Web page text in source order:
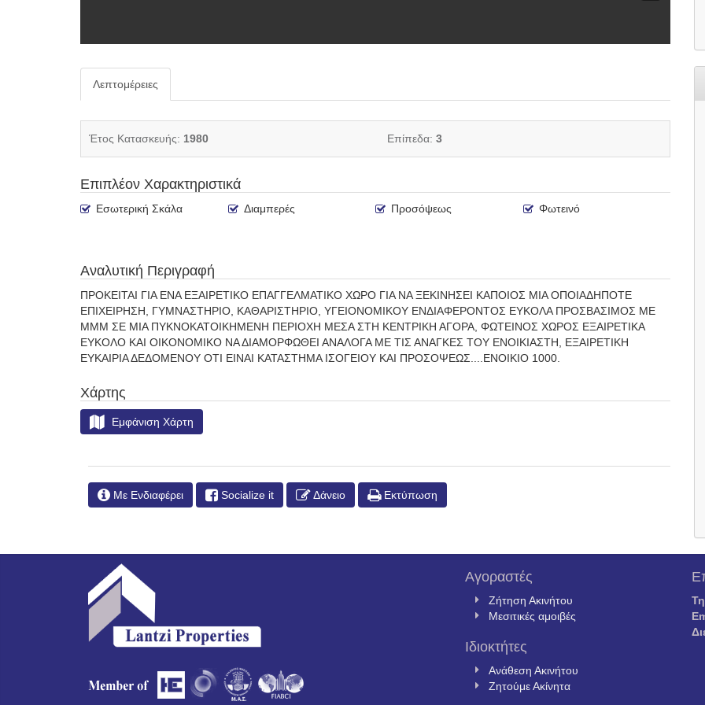
Λεπτομέρειες
Έτος Κατασκευής: 1980 Επίπεδα: 3
Επιπλέον Χαρακτηριστικά
Εσωτερική Σκάλα Διαμπερές Προσόψεως Φωτεινό
Αναλυτική Περιγραφή
ΠΡΟΚΕΙΤΑΙ ΓΙΑ ΕΝΑ ΕΞΑΙΡΕΤΙΚΟ ΕΠΑΓΓΕΛΜΑΤΙΚΟ ΧΩΡΟ ΓΙΑ ΝΑ ΞΕΚΙΝΗΣΕΙ ΚΑΠΟΙΟΣ ΜΙΑ ΟΠΟΙΑΔΗΠΟΤΕ
ΕΠΙΧΕΙΡΗΣΗ, ΓΥΜΝΑΣΤΗΡΙΟ, ΚΑΘΑΡΙΣΤΗΡΙΟ, ΥΓΕΙΟΝΟΜΙΚΟΥ ΕΝΔΙΑΦΕΡΟΝΤΟΣ ΕΥΚΟΛΑ ΠΡΟΣΒΑΣΙΜΟΣ ΜΕ
ΜΜΜ ΣΕ ΜΙΑ ΠΥΚΝΟΚΑΤΟΙΚΗΜΕΝΗ ΠΕΡΙΟΧΗ ΜΕΣΑ ΣΤΗ ΚΕΝΤΡΙΚΗ ΑΓΟΡΑ, ΦΩΤΕΙΝΟΣ ΧΩΡΟΣ ΕΞΑΙΡΕΤΙΚΑ
ΕΥΚΟΛΟ ΚΑΙ ΟΙΚΟΝΟΜΙΚΟ ΝΑ ΔΙΑΜΟΡΦΩΘΕΙ ΑΝΑΛΟΓΑ ΜΕ ΤΙΣ ΑΝΑΓΚΕΣ ΤΟΥ ΕΝΟΙΚΙΑΣΤΗ, ΕΞΑΙΡΕΤΙΚΗ
ΕΥΚΑΙΡΙΑ ΔΕΔΟΜΕΝΟΥ ΟΤΙ ΕΙΝΑΙ ΚΑΤΑΣΤΗΜΑ ΙΣΟΓΕΙΟΥ ΚΑΙ ΠΡΟΣΟΨΕΩΣ....ΕΝΟΙΚΙΟ 1000.
Χάρτης
Εμφάνιση Χάρτη
Με Ενδιαφέρει Socialize it Δάνειο Εκτύπωση
Αγοραστές
Ζήτηση Ακινήτου
Μεσιτικές αμοιβές
Ιδιοκτήτες
Ανάθεση Ακινήτου
Ζητούμε Ακίνητα